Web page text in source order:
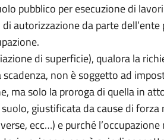
pubblico per esecuzione di
autorizzazione da parte
di superficie), qualora la
non è soggetto ad
ma solo la proroga di quella in
giustificata da cause di
ecc…) e purché